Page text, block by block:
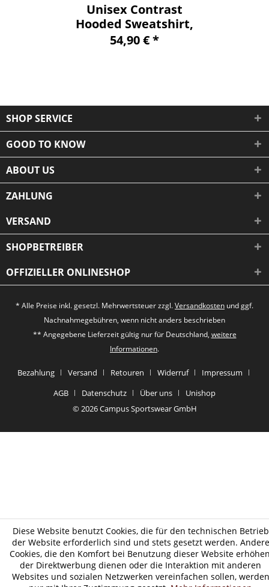
Unisex Contrast
Hooded Sweatshirt,
navy/grey, marshall
54,90 € *
SHOP SERVICE
GOOD TO KNOW
ABOUT US
ZAHLUNG
VERSAND
SHOPBETREIBER
OFFIZIELLER ONLINESHOP
* Alle Preise inkl. gesetzl. Mehrwertsteuer zzgl.Versandkosten und ggf.
Nachnahmegebühren, wenn nicht anders beschrieben
** Angegebene Lieferzeit gültig nur für Deutschland, weitere
Informationen.
Bezahlung Versand Retouren Widerruf
Impressum
AGB
Datenschutz Über uns
Unishop
© 2026 Campus Sportswear GmbH
Diese Website benutzt Cookies, die für den technischen Betrieb
der Website erforderlich sind und stets gesetzt werden. Andere
Cookies, die den Komfort bei Benutzung dieser Website
der Direktwerbung dienen oder die Interaktion mit anderen
Websites und sozialen Netzwerken vereinfachen sollen, werden